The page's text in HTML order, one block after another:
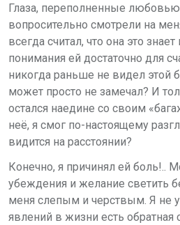
Глаза, переполненные
вопросительно смотрели на
всегда считал, что она это знает
понимания ей достаточно для
никогда раньше не видел этой
может просто не замечал? И
остался наедине со своим
неё, я смог по-настоящему
видится на расстоянии?
Конечно, я причинял ей боль!..
убеждения и желание светить
меня слепым и черствым. Я не
явлений в жизни есть обратная